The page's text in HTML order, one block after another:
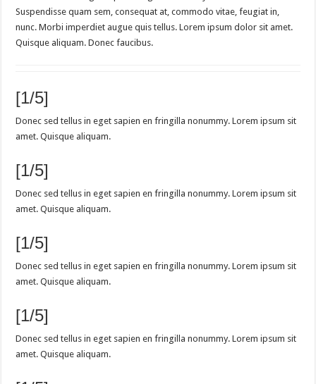
Suspendisse quam sem, consequat at, commodo vitae, feugiat in,
nunc. Morbi imperdiet augue quis tellus. Lorem ipsum dolor sit amet.
Quisque aliquam. Donec faucibus.
[1/5]
Donec sed tellus in eget sapien en fringilla nonummy. Lorem ipsum sit
amet. Quisque aliquam.
[1/5]
Donec sed tellus in eget sapien en fringilla nonummy. Lorem ipsum sit
amet. Quisque aliquam.
[1/5]
Donec sed tellus in eget sapien en fringilla nonummy. Lorem ipsum sit
amet. Quisque aliquam.
[1/5]
Donec sed tellus in eget sapien en fringilla nonummy. Lorem ipsum sit
amet. Quisque aliquam.